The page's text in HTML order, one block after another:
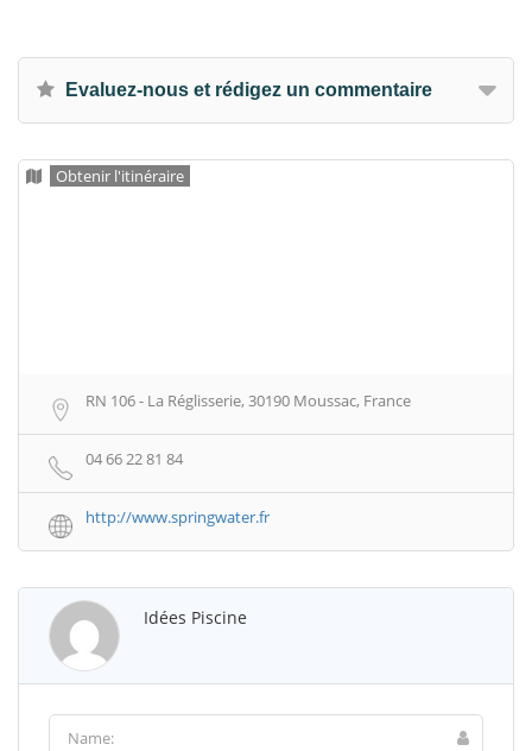
Evaluez-nous et rédigez un commentaire
Obtenir l'itinéraire
RN 106 - La Réglisserie, 30190 Moussac, France
04 66 22 81 84
http://www.springwater.fr
Idées Piscine